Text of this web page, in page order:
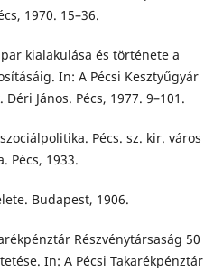
1970. 15–36.
kialakulása és története a
In: A Pécsi Kesztyűgyár
János. Pécs, 1977. 9–101.
Pécs. sz. kir. város
Pécs, 1933.
Budapest, 1906.
Részvénytársaság 50
In: A Pécsi Takarékpénztár